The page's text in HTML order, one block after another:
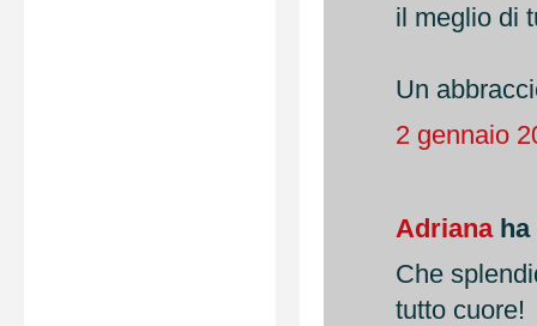
il meglio di
Un
2 gennaio
Adrianaha
Che
tutto cuore!